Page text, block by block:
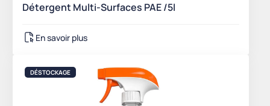
Détergent Multi-Surfaces PAE /5l
En savoir plus
DÉSTOCKAGE